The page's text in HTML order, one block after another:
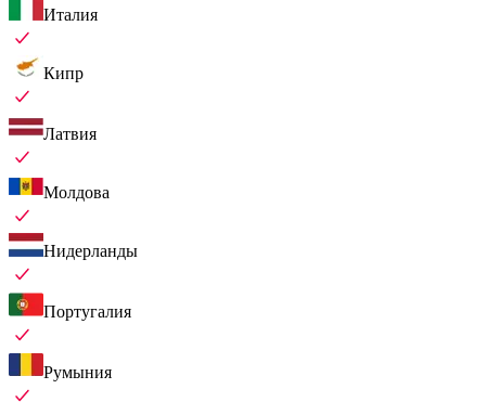
Италия
Кипр
Латвия
Молдова
Нидерланды
Португалия
Румыния